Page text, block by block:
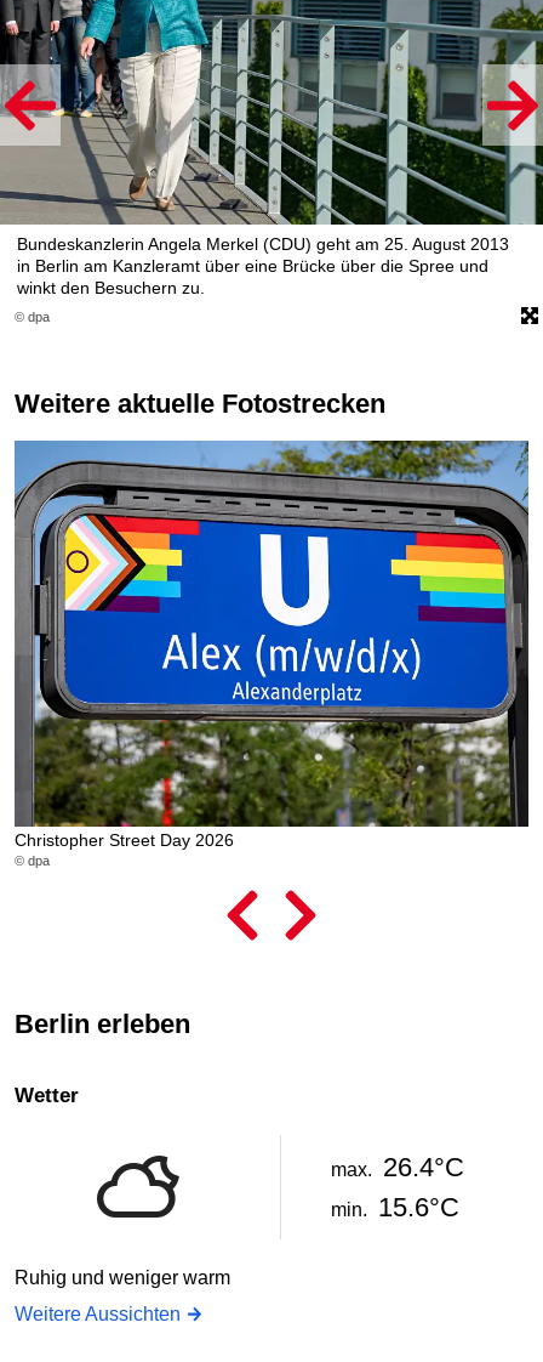
© dpa
Bundeskanzlerin Angela Merkel (CDU) geht am 25. August 2013
in Berlin am Kanzleramt über eine Brücke über die Spree und
winkt den Besuchern zu.
Weitere aktuelle Fotostrecken
Christopher Street Day 2026
© dpa
Berlin erleben
Wetter
max. 26.4°C
min. 15.6°C
Ruhig und weniger warm
Weitere Aussichten